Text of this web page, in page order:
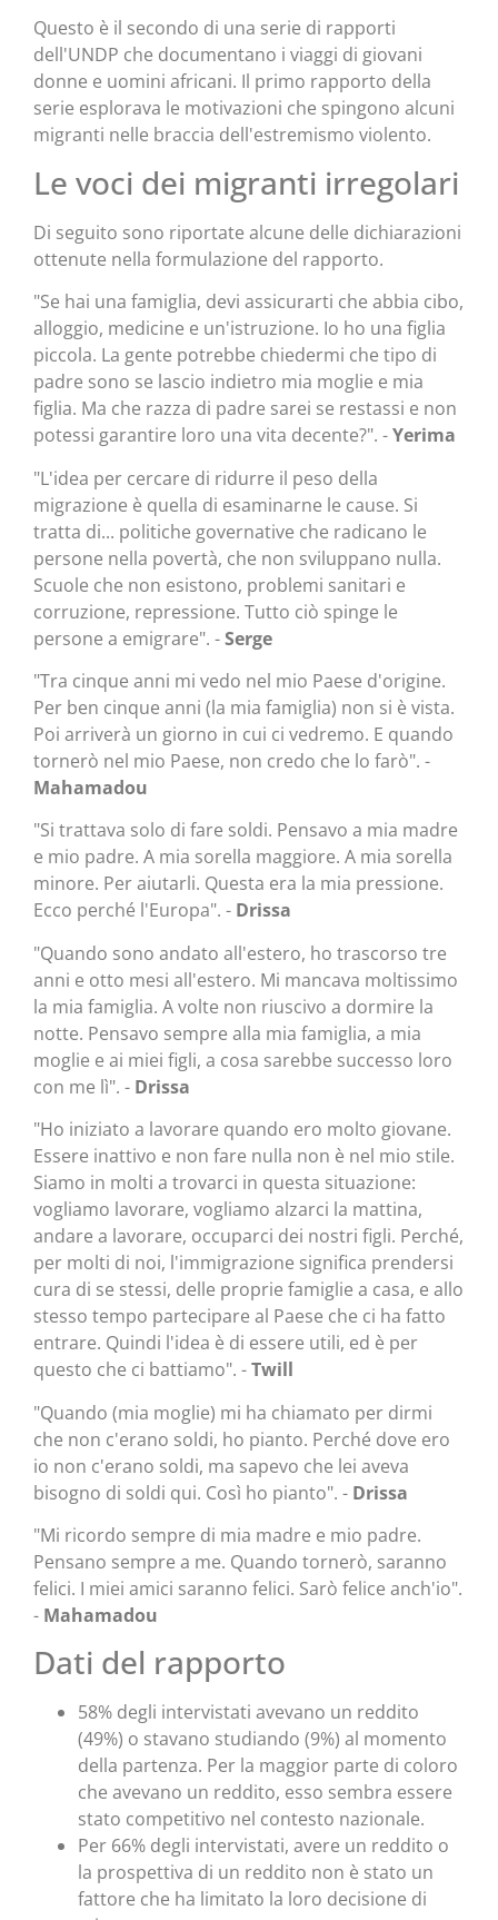
Questo è il secondo di una serie di rapporti
dell'UNDP che documentano i viaggi di giovani
donne e uomini africani. Il primo rapporto della
serie esplorava le motivazioni che spingono alcuni
migranti nelle braccia dell'estremismo violento.
Le voci dei migranti irregolari
Di seguito sono riportate alcune delle dichiarazioni
ottenute nella formulazione del rapporto.
"Se hai una famiglia, devi assicurarti che abbia cibo,
alloggio, medicine e un'istruzione. Io ho una figlia
piccola. La gente potrebbe chiedermi che tipo di
padre sono se lascio indietro mia moglie e mia
figlia. Ma che razza di padre sarei se restassi e non
potessi garantire loro una vita decente?". -Yerima
"L'idea per cercare di ridurre il peso della
migrazione è quella di esaminarne le cause. Si
tratta di... politiche governative che radicano le
persone nella povertà, che non sviluppano nulla.
Scuole che non esistono, problemi sanitari e
corruzione, repressione. Tutto ciò spinge le
persone a emigrare". -Serge
"Tra cinque anni mi vedo nel mio Paese d'origine.
Per ben cinque anni (la mia famiglia) non si è vista.
Poi arriverà un giorno in cui ci vedremo. E quando
tornerò nel mio Paese, non credo che lo farò". -
Mahamadou
"Si trattava solo di fare soldi. Pensavo a mia madre
e mio padre. A mia sorella maggiore. A mia sorella
minore. Per aiutarli. Questa era la mia pressione.
Ecco perché l'Europa". - Drissa
"Quando sono andato all'estero, ho trascorso tre
anni e otto mesi all'estero. Mi mancava moltissimo
la mia famiglia. A volte non riuscivo a dormire la
notte. Pensavo sempre alla mia famiglia, a mia
moglie e ai miei figli, a cosa sarebbe successo loro
con me lì". - Drissa
"Ho iniziato a lavorare quando ero molto giovane.
Essere inattivo e non fare nulla non è nel mio stile.
Siamo in molti a trovarci in questa situazione:
vogliamo lavorare, vogliamo alzarci la mattina,
andare a lavorare, occuparci dei nostri figli. Perché,
per molti di noi, l'immigrazione significa prendersi
cura di se stessi, delle proprie famiglie a casa, e allo
stesso tempo partecipare al Paese che ci ha fatto
entrare. Quindi l'idea è di essere utili, ed è per
questo che ci battiamo". -Twill
"Quando (mia moglie) mi ha chiamato per dirmi
che non c'erano soldi, ho pianto. Perché dove ero
io non c'erano soldi, ma sapevo che lei aveva
bisogno di soldi qui. Così ho pianto". - Drissa
"Mi ricordo sempre di mia madre e mio padre.
Pensano sempre a me. Quando tornerò, saranno
felici. I miei amici saranno felici. Sarò felice anch'io".
- Mahamadou
Dati del rapporto
58% degli intervistati avevano un reddito
(49%) o stavano studiando (9%) al momento
della partenza. Per la maggior parte di coloro
che avevano un reddito, esso sembra essere
stato competitivo nel contesto nazionale.
Per 66% degli intervistati, avere un reddito o
la prospettiva di un reddito non è stato un
fattore che ha limitato la loro decisione di